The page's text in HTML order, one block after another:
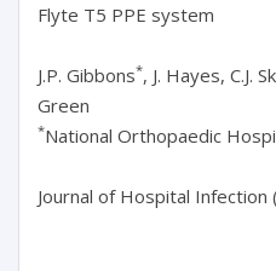
Flyte T5 PPE system
J.P. Gibbons*, J. Hayes, C.J.
Green
*National Orthopaedic
Journal of Hospital